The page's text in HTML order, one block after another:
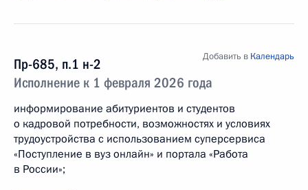
Пр-685, п.1 н-2
Исполнение к 1 февраля 2026 года
Добавить в Календарь
информирование абитуриентов и студентов
о кадровой потребности, возможностях и условиях
трудоустройства с использованием суперсервиса
«Поступление в вуз онлайн» и портала «Работа
в России»;